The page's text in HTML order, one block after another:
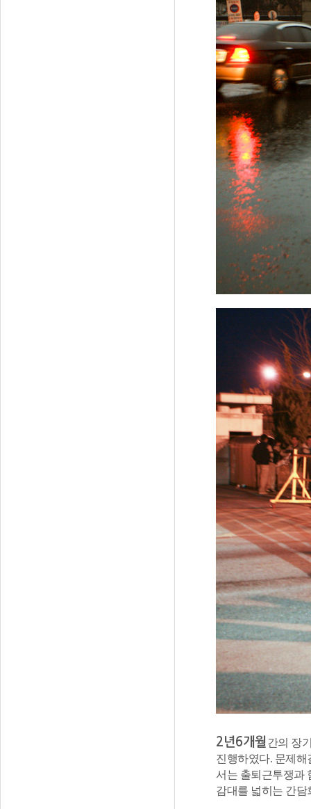
2년6개월 간의 장
진행하였다. 문제해
서는 출퇴근투쟁과
감대를 넓히는 간